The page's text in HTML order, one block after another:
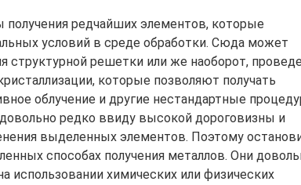
редчайших элементов, которые
условий в среде обработки. Сюда может
структурной решетки или же наоборот,
которые позволяют получать
облучение и другие нестандартные
редко ввиду высокой дороговизны и
выделенных элементов. Поэтому
способах получения металлов. Они
использовании химических или физических